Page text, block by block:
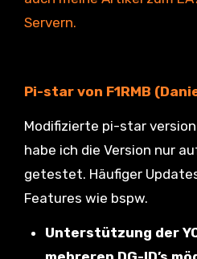
Servern.
Pi-star von F1RMB
Modifizierte pi-star version
habe ich die Version nur
getestet. Häufiger
Features wie bspw.
Unterstützung der